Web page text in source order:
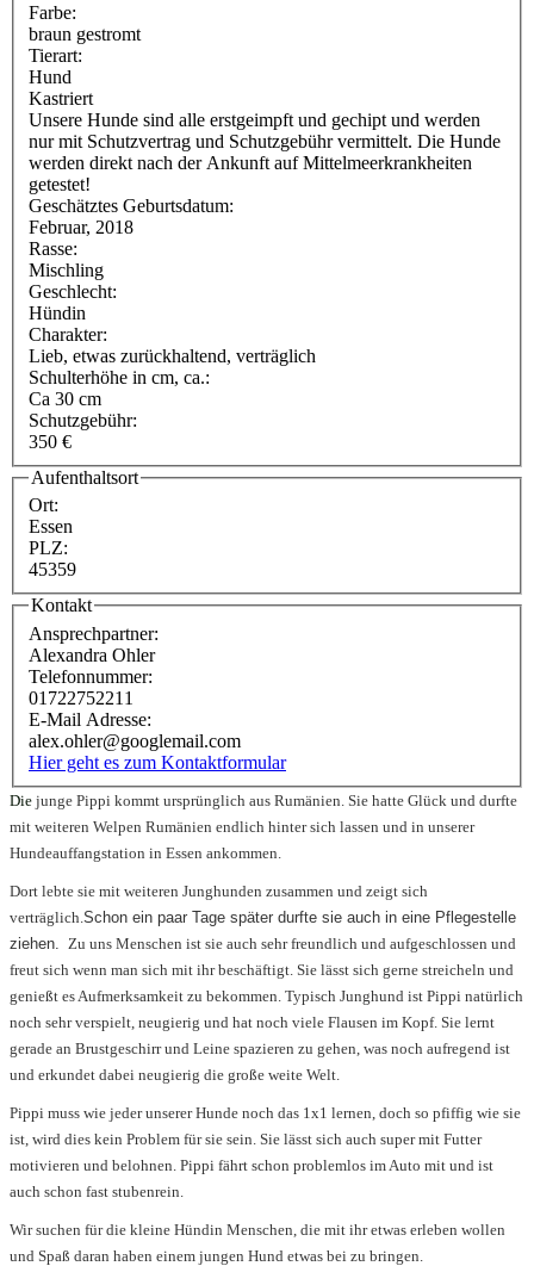
Farbe:
braun gestromt
Tierart:
Hund
Kastriert
Unsere Hunde sind alle erstgeimpft und gechipt und werden
nur mit Schutzvertrag und Schutzgebühr vermittelt. Die Hunde
werden direkt nach der Ankunft auf Mittelmeerkrankheiten
getestet!
Geschätztes Geburtsdatum:
Februar, 2018
Rasse:
Mischling
Geschlecht:
Hündin
Charakter:
Lieb, etwas zurückhaltend, verträglich
Schulterhöhe in cm, ca.:
Ca 30 cm
Schutzgebühr:
350 €
Aufenthaltsort
Ort:
Essen
PLZ:
45359
Kontakt
Ansprechpartner:
Alexandra Ohler
Telefonnummer:
01722752211
E-Mail Adresse:
alex.ohler@googlemail.com
Hier geht es zum Kontaktformular
Die junge Pippi kommt ursprünglich aus Rumänien. Sie hatte Glück und durfte
mit weiteren Welpen Rumänien endlich hinter sich lassen und in unserer
Hundeauffangstation in Essen ankommen.
Dort lebte sie mit weiteren Junghunden zusammen und zeigt sich
verträglich. Schon ein paar Tage später durfte sie auch in eine Pflegestelle
ziehen.
Zu uns Menschen ist sie auch sehr freundlich und aufgeschlossen und
freut sich wenn man sich mit ihr beschäftigt. Sie lässt sich gerne streicheln und
genießt es Aufmerksamkeit zu bekommen. Typisch Junghund ist Pippi natürlich
noch sehr verspielt, neugierig und hat noch viele Flausen im Kopf. Sie lernt
gerade an Brustgeschirr und Leine spazieren zu gehen, was noch aufregend ist
und erkundet dabei neugierig die große weite Welt.
Pippi muss wie jeder unserer Hunde noch das 1x1 lernen, doch so pfiffig wie sie
ist, wird dies kein Problem für sie sein. Sie lässt sich auch super mit Futter
motivieren und belohnen. Pippi fährt schon problemlos im Auto mit und ist
auch schon fast stubenrein.
Wir suchen für die kleine Hündin Menschen, die mit ihr etwas erleben wollen
und Spaß daran haben einem jungen Hund etwas bei zu bringen.